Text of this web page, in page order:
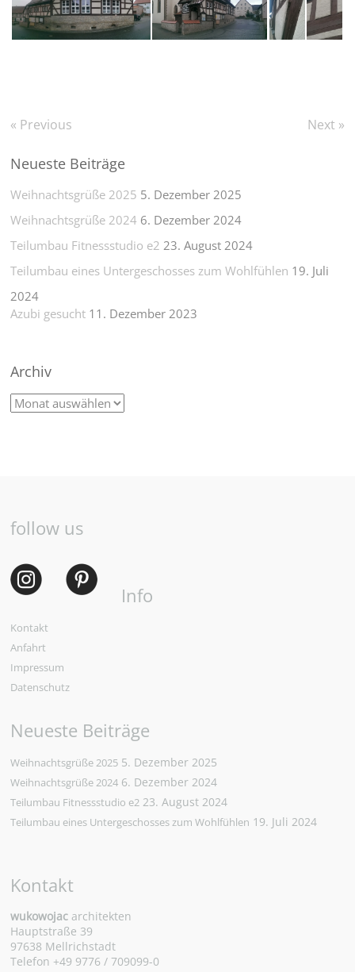
« Previous Next »
Neueste Beiträge
Weihnachtsgrüße 2025 5. Dezember 2025
Weihnachtsgrüße 2024 6. Dezember 2024
Teilumbau Fitnessstudio e2 23. August 2024
Teilumbau eines Untergeschosses zum Wohlfühlen 19. Juli
2024
Azubi gesucht 11. Dezember 2023
Archiv
follow us
Info
Kontakt
Anfahrt
Impressum
Datenschutz
Neueste Beiträge
Weihnachtsgrüße 2025 5. Dezember 2025
Weihnachtsgrüße 2024 6. Dezember 2024
Teilumbau Fitnessstudio e2 23. August 2024
Teilumbau eines Untergeschosses zum Wohlfühlen 19. Juli 2024
Kontakt
wukowojac architekten
Hauptstraße 39
97638 Mellrichstadt
Telefon +49 9776 / 709099-0